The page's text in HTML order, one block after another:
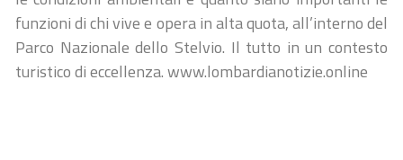
funzioni di chi vive e opera in alta quota, all’interno del
Parco Nazionale dello Stelvio. Il tutto in un contesto
turistico di eccellenza. www.lombardianotizie.online